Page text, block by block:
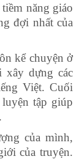
năng giáo
đợi nhất của
kể chuyện ở
xây dựng các
Việt. Cuối
tập giúp
của mình,
của truyện.